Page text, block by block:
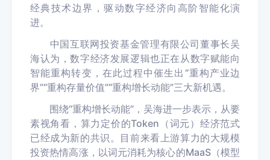
经典技术边界，驱动数字经济向高阶智能化演
进。
中国互联网投资基金管理有限公司董事长吴
海认为，数字经济发展逻辑也正在从数字赋能向
智能重构转变，在此过程中催生出“重构产业边
界”“重构存量价值”“重构增长动能”三大新机遇。
围绕“重构增长动能”，吴海进一步表示，从要
素视角看，算力定价的Token（词元）经济范式
已经成为新的共识。目前来看上游算力的大规模
投资热情高涨，以词元消耗为核心的MaaS（模型